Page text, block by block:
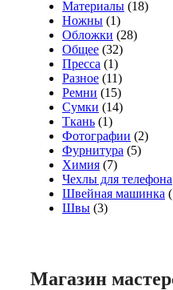
Материалы (18)
Ножны (1)
Обложки (28)
Общее (32)
Пресса (1)
Разное (11)
Ремни (15)
Сумки (14)
Ткань (1)
Фотографии (2)
Фурнитура (5)
Химия (7)
Чехлы для телефона
Швейная машинка
Швы (3)
Магазин